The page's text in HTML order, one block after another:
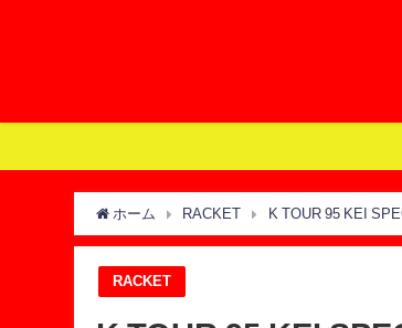
ホーム RACKET K TOUR 95 KEI
RACKET